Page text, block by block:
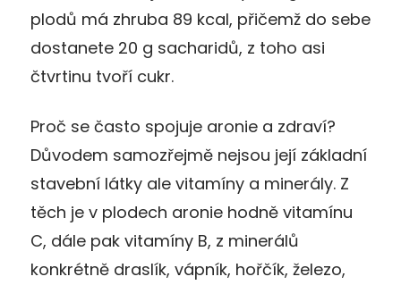
plodů má zhruba 89 kcal, přičemž do sebe
dostanete 20 g sacharidů, z toho asi
čtvrtinu tvoří cukr.
Proč se často spojuje aronie a zdraví?
Důvodem samozřejmě nejsou její základní
stavební látky ale vitamíny a minerály. Z
těch je v plodech aronie hodně vitamínu
C, dále pak vitamíny B, z minerálů
konkrétně draslík, vápník, hořčík, železo,